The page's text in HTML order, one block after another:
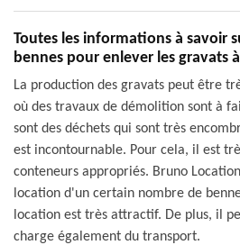
Toutes les informations à savoir
bennes pour enlever les gravats
La production des gravats peut être
où des travaux de démolition sont à
sont des déchets qui sont très
est incontournable. Pour cela, il est
conteneurs appropriés. Bruno
location d'un certain nombre de
location est très attractif. De plus, il
charge également du transport.